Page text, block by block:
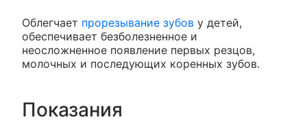
Облегчает прорезывание зубов у детей,
обеспечивает безболезненное и
неосложненное появление первых резцов,
молочных и последующих коренных зубов.
Показания